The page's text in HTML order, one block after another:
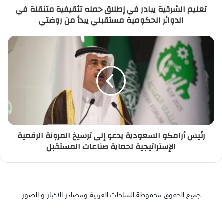
تعليم الشرقية يبادر في إطلاق حمله تثقيفية متنقلة في
الدوائر الحكومية مستقبلي يبدأ من روضتي
رئيس أرامكو السعودية يدعو إلى ترسيخ المرونة الرقمية
الإستراتيجية لحماية صناعات المستقبل
جميع الحقوق محفوظة للساحات العربية ومصادر الاخبار و الصور